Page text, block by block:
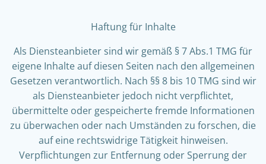
Haftung für Inhalte
Als Diensteanbieter sind wir gemäß § 7 Abs.1 TMG für
eigene Inhalte auf diesen Seiten nach den allgemeinen
Gesetzen verantwortlich. Nach §§ 8 bis 10 TMG sind wir
als Diensteanbieter jedoch nicht verpflichtet,
übermittelte oder gespeicherte fremde Informationen
zu überwachen oder nach Umständen zu forschen, die
auf eine rechtswidrige Tätigkeit hinweisen.
Verpflichtungen zur Entfernung oder Sperrung der